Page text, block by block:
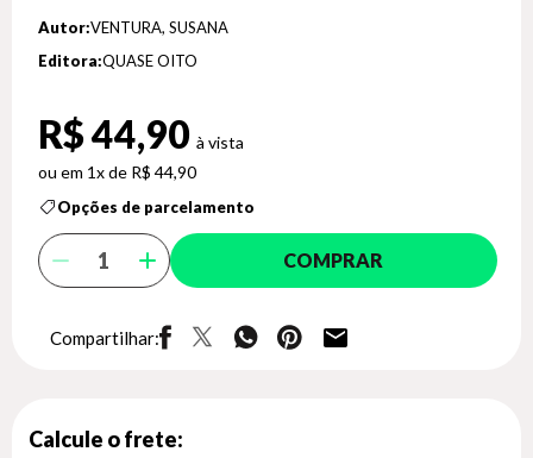
Autor:VENTURA, SUSANA
Editora:QUASE OITO
R$ 44,90
1x de R$ 44,90
Opções de parcelamento
COMPRAR
Compartilhar:
Calcule o frete: